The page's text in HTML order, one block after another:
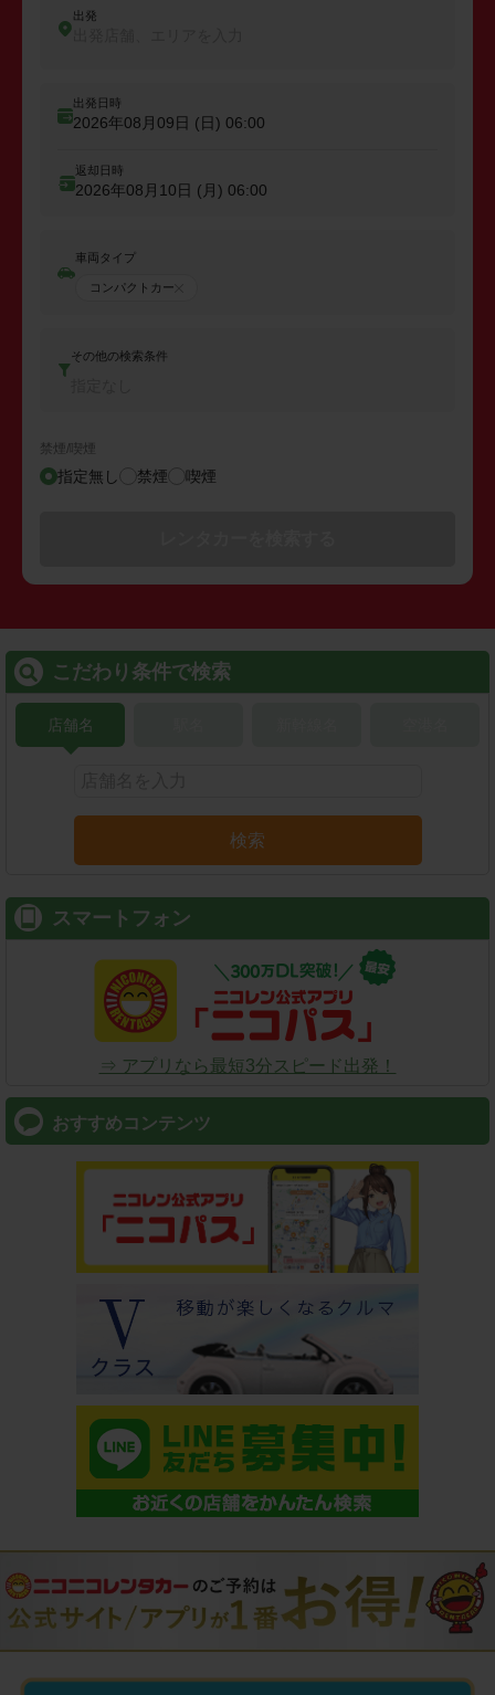
出発
出発日時
2026年08月09日 (日) 06:00
返却日時
2026年08月10日 (月) 06:00
車両タイプ
コンパクトカー
その他の検索条件
禁煙/喫煙
指定無し 禁煙 喫煙
こだわり条件で検索
店舗名
検索
スマートフォン
⇒ アプリなら最短3分スピード出発！
おすすめコンテンツ